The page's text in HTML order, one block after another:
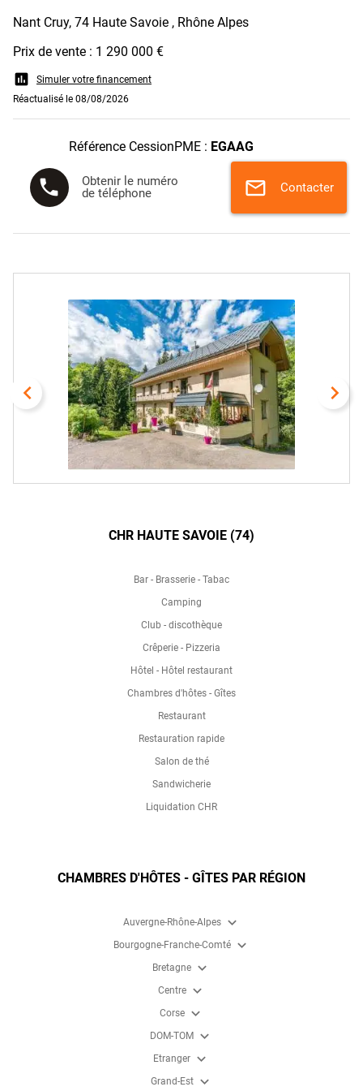
Nant Cruy, 74 Haute Savoie , Rhône Alpes
Prix de vente : 1 290 000 €
assessment
Simuler votre financement
Réactualisé le 08/08/2026
Référence CessionPME : EGAAG
phone
Obtenir le numéro
de téléphone
mail Contacter
navigate_before navigate_next
CHR HAUTE SAVOIE (74)
Bar - Brasserie - Tabac
Camping
Club - discothèque
Crêperie - Pizzeria
Hôtel - Hôtel restaurant
Chambres d'hôtes - Gîtes
Restaurant
Restauration rapide
Salon de thé
Sandwicherie
Liquidation CHR
CHAMBRES D'HÔTES - GÎTES PAR RÉGION
Auvergne-Rhône-Alpes expand_more
Bourgogne-Franche-Comté expand_more
Bretagne expand_more
Centre expand_more
Corse expand_more
DOM-TOM expand_more
Etranger expand_more
Grand-Est expand_more